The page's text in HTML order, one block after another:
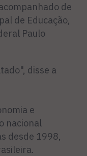
de
de Educação,
Paulo
disse a
e
nacional
desde 1998,